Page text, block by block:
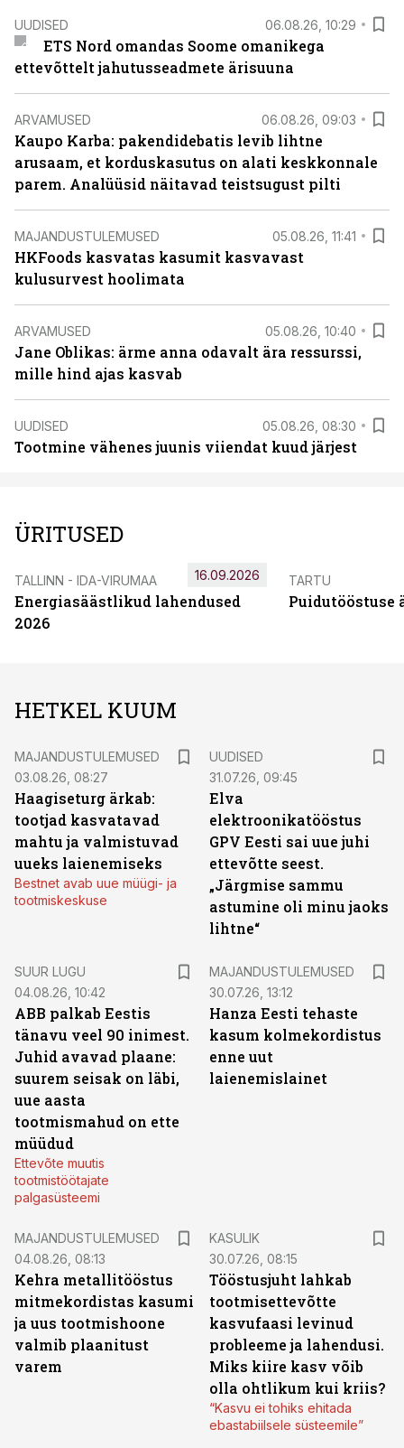
UUDISED 06.08.26, 10:29
ETS Nord omandas Soome omanikega
ettevõttelt jahutusseadmete ärisuuna
ARVAMUSED 06.08.26, 09:03
Kaupo Karba: pakendidebatis levib lihtne
arusaam, et korduskasutus on alati keskkonnale
parem. Analüüsid näitavad teistsugust pilti
MAJANDUSTULEMUSED 05.08.26, 11:41
HKFoods kasvatas kasumit kasvavast
kulusurvest hoolimata
ARVAMUSED 05.08.26, 10:40
Jane Oblikas: ärme anna odavalt ära ressurssi,
mille hind ajas kasvab
UUDISED 05.08.26, 08:30
Tootmine vähenes juunis viiendat kuud järjest
ÜRITUSED
TALLINN - IDA-VIRUMAA
Energiasäästlikud lahendused
2026
16.09.2026 TARTU
Puidutööstuse
HETKEL KUUM
MAJANDUSTULEMUSED
03.08.26, 08:27
Haagiseturg ärkab:
tootjad kasvatavad
mahtu ja valmistuvad
uueks laienemiseks
Bestnet avab uue müügi- ja
tootmiskeskuse
UUDISED
31.07.26, 09:45
Elva
elektroonikatööstus
GPV Eesti sai uue juhi
ettevõtte seest.
„Järgmise sammu
astumine oli minu jaoks
lihtne“
SUUR LUGU
04.08.26, 10:42
ABB palkab Eestis
tänavu veel 90 inimest.
Juhid avavad plaane:
suurem seisak on läbi,
uue aasta
tootmismahud on ette
müüdud
Ettevõte muutis
tootmistöötajate
palgasüsteemi
MAJANDUSTULEMUSED
30.07.26, 13:12
Hanza Eesti tehaste
kasum kolmekordistus
enne uut
laienemislainet
MAJANDUSTULEMUSED
04.08.26, 08:13
Kehra metallitööstus
mitmekordistas kasumi
ja uus tootmishoone
valmib plaanitust
varem
KASULIK
30.07.26, 08:15
Tööstusjuht lahkab
tootmisettevõtte
kasvufaasi levinud
probleeme ja lahendusi.
Miks kiire kasv võib
olla ohtlikum kui kriis?
“Kasvu ei tohiks ehitada
ebastabiilsele süsteemile”